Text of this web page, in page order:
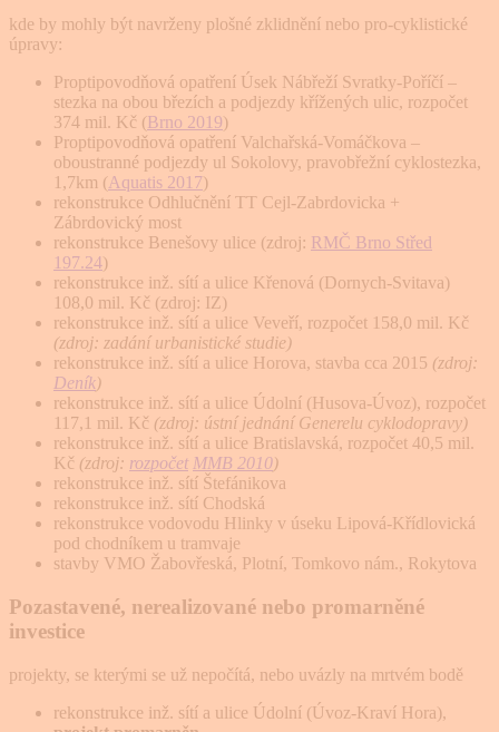
kde by mohly být navrženy plošné zklidnění nebo pro-cyklistické
úpravy:
Proptipovodňová opatření Úsek Nábřeží Svratky-Poříčí –
stezka na obou březích a podjezdy křížených ulic, rozpočet
374 mil. Kč (Brno 2019)
Proptipovodňová opatření Valchařská-Vomáčkova –
oboustranné podjezdy ul Sokolovy, pravobřežní cyklostezka,
1,7km (Aquatis 2017)
rekonstrukce Odhlučnění TT Cejl-Zabrdovicka +
Zábrdovický most
rekonstrukce Benešovy ulice (zdroj: RMČ Brno Střed
197.24)
rekonstrukce inž. sítí a ulice Křenová (Dornych-Svitava)
108,0 mil. Kč (zdroj: IZ)
rekonstrukce inž. sítí a ulice Veveří, rozpočet 158,0 mil. Kč
(zdroj: zadání urbanistické studie)
rekonstrukce inž. sítí a ulice Horova, stavba cca 2015 (zdroj:
Deník)
rekonstrukce inž. sítí a ulice Údolní (Husova-Úvoz), rozpočet
117,1 mil. Kč (zdroj: ústní jednání Generelu cyklodopravy)
rekonstrukce inž. sítí a ulice Bratislavská, rozpočet 40,5 mil.
Kč (zdroj: rozpočet MMB 2010)
rekonstrukce inž. sítí Štefánikova
rekonstrukce inž. sítí Chodská
rekonstrukce vodovodu Hlinky v úseku Lipová-Křídlovická
pod chodníkem u tramvaje
stavby VMO Žabovřeská, Plotní, Tomkovo nám., Rokytova
Pozastavené, nerealizované nebo promarněné
investice
projekty, se kterými se už nepočítá, nebo uvázly na mrtvém bodě
rekonstrukce inž. sítí a ulice Údolní (Úvoz-Kraví Hora),